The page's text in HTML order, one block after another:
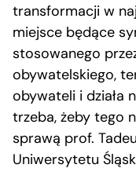
transformacji w
miejsce będące
stosowanego
obywatelskiego,
obywateli i działa
trzeba, żeby tego
sprawą prof.
Uniwersytetu